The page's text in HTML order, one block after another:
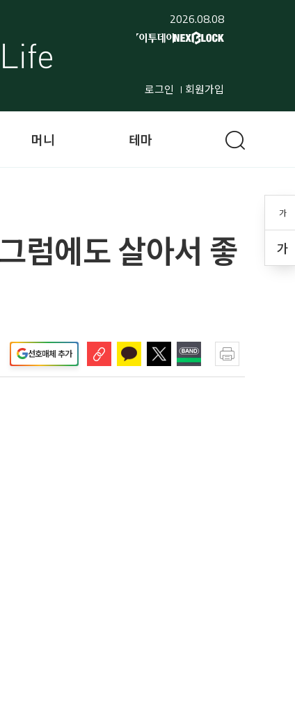
2026.08.08
로그인 회원가입
가
가
머니 테마
럼에도 살아서 좋
선호매체 추가